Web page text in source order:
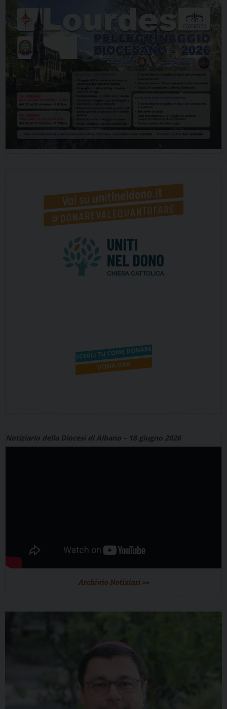
Notiziario della Diocesi di Albano – 18 giugno 2026
Archivio Notiziari >>